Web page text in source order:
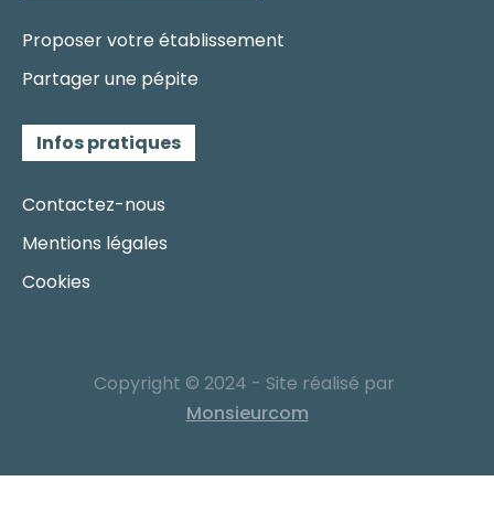
Proposer votre établissement
Partager une pépite
Infos pratiques
Contactez-nous
Mentions légales
Cookies
Copyright © 2024 - Site réalisé par
Monsieurcom